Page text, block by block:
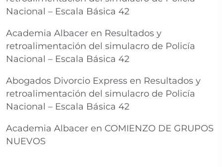
Nacional – Escala Básica 42
Academia Albacer en Resultados y
retroalimentación del simulacro de Policía
Nacional – Escala Básica 42
Abogados Divorcio Express en Resultados y
retroalimentación del simulacro de Policía
Nacional – Escala Básica 42
Academia Albacer en COMIENZO DE GRUPOS
NUEVOS